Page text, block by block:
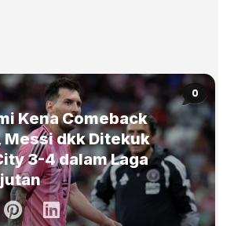
0
Kena Comeback
Messi dkk Ditekuk
3-4 dalam Laga